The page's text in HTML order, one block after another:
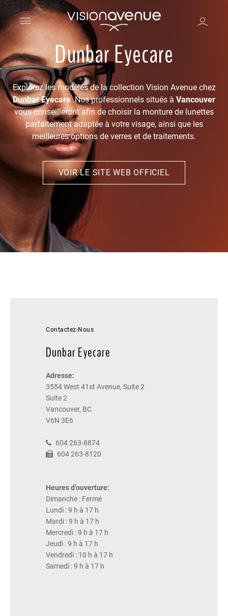
Dunbar Eyecare
Explorez les modèles de la collection Vision Avenue chez
Dunbar Eyecare. Nos professionnels situés à Vancouver
vous conseilleront afin de choisir la monture de lunettes
parfaitement adaptée à votre visage, ainsi que les
meilleures options de verres et de traitements.
VOIR LE SITE WEB OFFICIEL
Contactez-Nous
Dunbar Eyecare
Adresse:
3554 West 41st Avenue, Suite 2
Suite 2
Vancouver, BC
V6N 3E6
604 263-8874
604 263-8120
Heures d’ouverture:
Dimanche : Fermé
Lundi : 9 h à 17 h
Mardi : 9 h à 17 h
Mercredi : 9 h à 17 h
Jeudi : 9 h à 17 h
Vendredi : 10 h à 17 h
Samedi : 9 h à 17 h